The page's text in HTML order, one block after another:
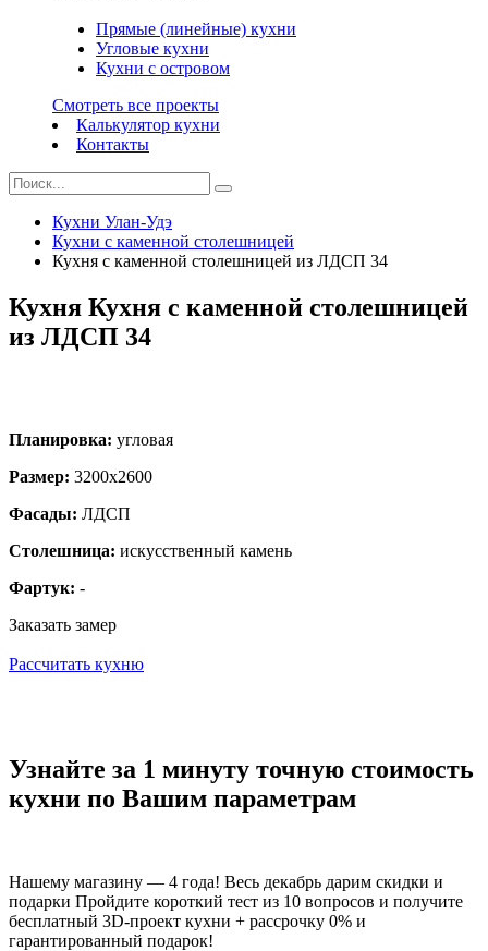
Прямые (линейные) кухни
Угловые кухни
Кухни с островом
Смотреть все проекты
Калькулятор кухни
Контакты
Кухни Улан-Удэ
Кухни с каменной столешницей
Кухня с каменной столешницей из ЛДСП 34
Кухня Кухня с каменной столешницей
из ЛДСП 34
Планировка: угловая
Размер: 3200х2600
Фасады: ЛДСП
Столешница: искусственный камень
Фартук: -
Заказать замер
Рассчитать кухню
Узнайте за 1 минуту точную стоимость
кухни по Вашим параметрам
Нашему магазину — 4 года! Весь декабрь дарим скидки и
подарки Пройдите короткий тест из 10 вопросов и получите
бесплатный 3D-проект кухни + рассрочку 0% и
гарантированный подарок!